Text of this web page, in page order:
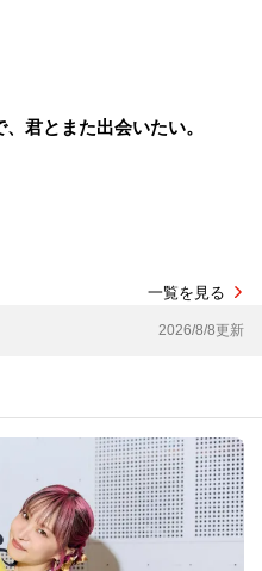
君とまた出会いたい。
一覧を見る
2026/8/8更新